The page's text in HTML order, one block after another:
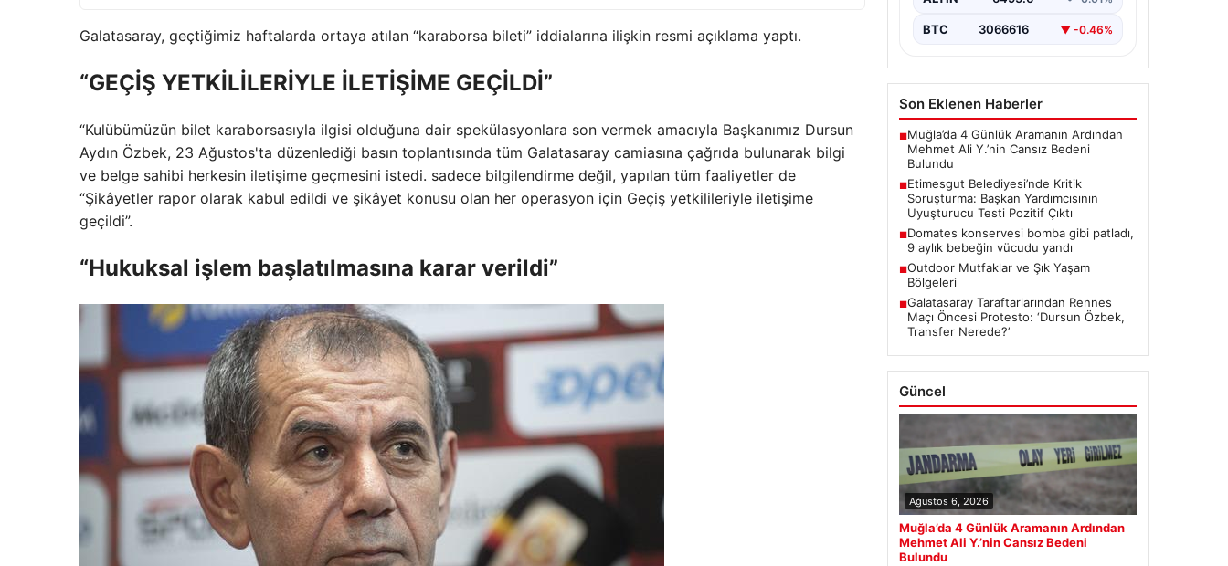
Galatasaray, geçtiğimiz haftalarda ortaya atılan “karaborsa bileti” iddialarına ilişkin resmi açıklama yaptı.
“GEÇİŞ YETKİLİLERİYLE İLETİŞİME GEÇİLDİ”
“Kulübümüzün bilet karaborsasıyla ilgisi olduğuna dair spekülasyonlara son vermek amacıyla Başkanımız Dursun
Aydın Özbek, 23 Ağustos'ta düzenlediği basın toplantısında tüm Galatasaray camiasına çağrıda bulunarak bilgi
ve belge sahibi herkesin iletişime geçmesini istedi. sadece bilgilendirme değil, yapılan tüm faaliyetler de
“Şikâyetler rapor olarak kabul edildi ve şikâyet konusu olan her operasyon için Geçiş yetkilileriyle iletişime
geçildi”.
“Hukuksal işlem başlatılmasına karar verildi”
Ankara’da Etimesgut Belediyesi’ne
soruşturmanın detayları gün
BTC 3066616 ▼ -0.46%
Son Eklenen Haberler
■Muğla’da 4 Günlük Aramanın Ardından
Mehmet Ali Y.’nin Cansız Bedeni
Bulundu
■Etimesgut Belediyesi’nde Kritik
Soruşturma: Başkan Yardımcısının
Uyuşturucu Testi Pozitif Çıktı
■Domates konservesi bomba gibi patladı,
9 aylık bebeğin vücudu yandı
■Outdoor Mutfaklar ve Şık Yaşam
Bölgeleri
■Galatasaray Taraftarlarından Rennes
Maçı Öncesi Protesto: ‘Dursun Özbek,
Transfer Nerede?’
Güncel
Ağustos 6, 2026
Muğla’da 4 Günlük Aramanın Ardından
Mehmet Ali Y.’nin Cansız Bedeni
Bulundu